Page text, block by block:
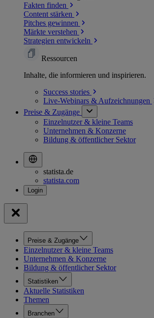
Fakten finden
Content stärken
Pitches gewinnen
Märkte verstehen
Strategien entwickeln
Ressourcen
Inhalte, die informieren und inspirieren.
Success stories
Live-Webinars & Aufzeichnungen
Preise & Zugänge
Einzelnutzer & kleine Teams
Unternehmen & Konzerne
Bildung & öffentlicher Sektor
statista.de
statista.com
Preise & Zugänge
Einzelnutzer & kleine Teams
Unternehmen & Konzerne
Bildung & öffentlicher Sektor
Statistiken
Aktuelle Statistiken
Themen
Branchen